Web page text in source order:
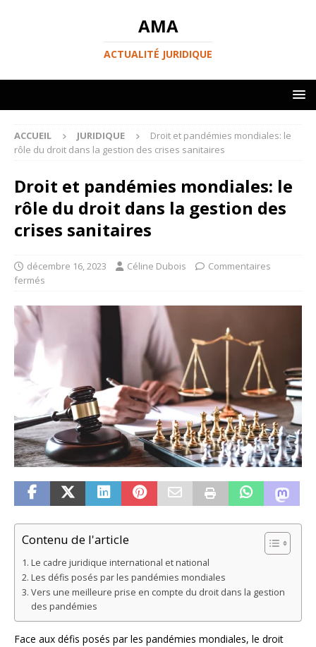
AMA
ACTUALITÉ JURIDIQUE
ACCUEIL JURIDIQUE
Droit et pandémies mondiales: le
rôle du droit dans la gestion des crises sanitaires
Droit et pandémies mondiales: le
rôle du droit dans la gestion des
crises sanitaires
décembre 16, 2023 Céline Dubois
Commentaires
fermés
Contenu de l'article
Le cadre juridique international et national
Les défis posés par les pandémies mondiales
Vers une meilleure prise en compte du droit dans la gestion
des pandémies
Face aux défis posés par les pandémies mondiales, le droit